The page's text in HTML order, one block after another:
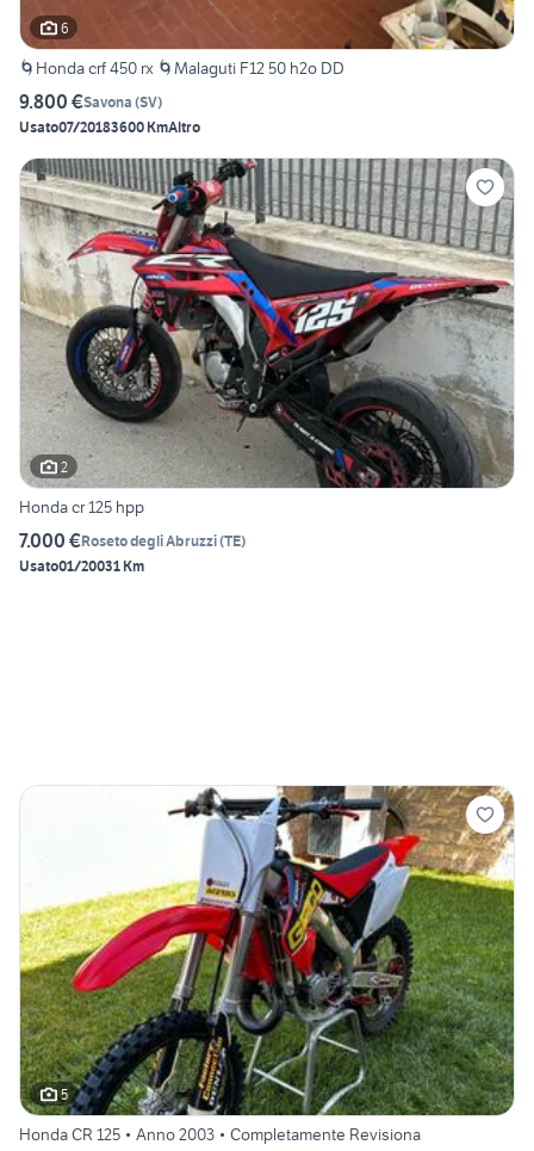
6
🌀Honda crf 450 rx 🌀Malaguti F12 50 h2o DD
9.800 €Savona (SV)
Usato07/20183600 KmAltro
2
Honda cr 125 hpp
7.000 €Roseto degli Abruzzi(TE)
Usato01/20031 Km
5
Honda CR 125 • Anno 2003 • Completamente Revisiona